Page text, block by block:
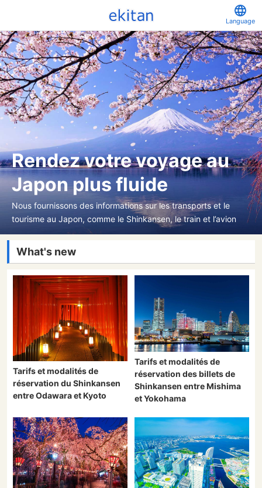
Language
Rendez votre voyage au
Japon plus fluide
Nous fournissons des informations sur les transports et le
tourisme au Japon, comme le Shinkansen, le train et l’avion
What's new
Tarifs et modalités de
réservation du Shinkansen
entre Odawara et Kyoto
Tarifs et modalités de
réservation des billets de
Shinkansen entre Mishima
et Yokohama